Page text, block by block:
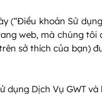
(“Điều khoản Sử
web, mà chúng
sở thích của bạn)
dụng Dịch Vụ GWT